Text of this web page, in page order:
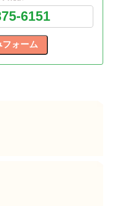
6151